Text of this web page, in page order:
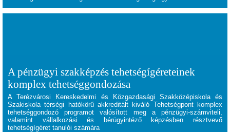
A pénzügyi szakképzés tehetségígéreteinek
komplex tehetséggondozása
A Terézvárosi Kereskedelmi és Közgazdasági Szakközépiskola és
Szakiskola térségi hatókörű akkreditált kiváló Tehetségpont komplex
tehetséggondozó programot valósított meg a pénzügyi-számviteli,
valamint vállalkozási és bérügyintéző képzésben résztvevő
tehetségígéret tanulói számára